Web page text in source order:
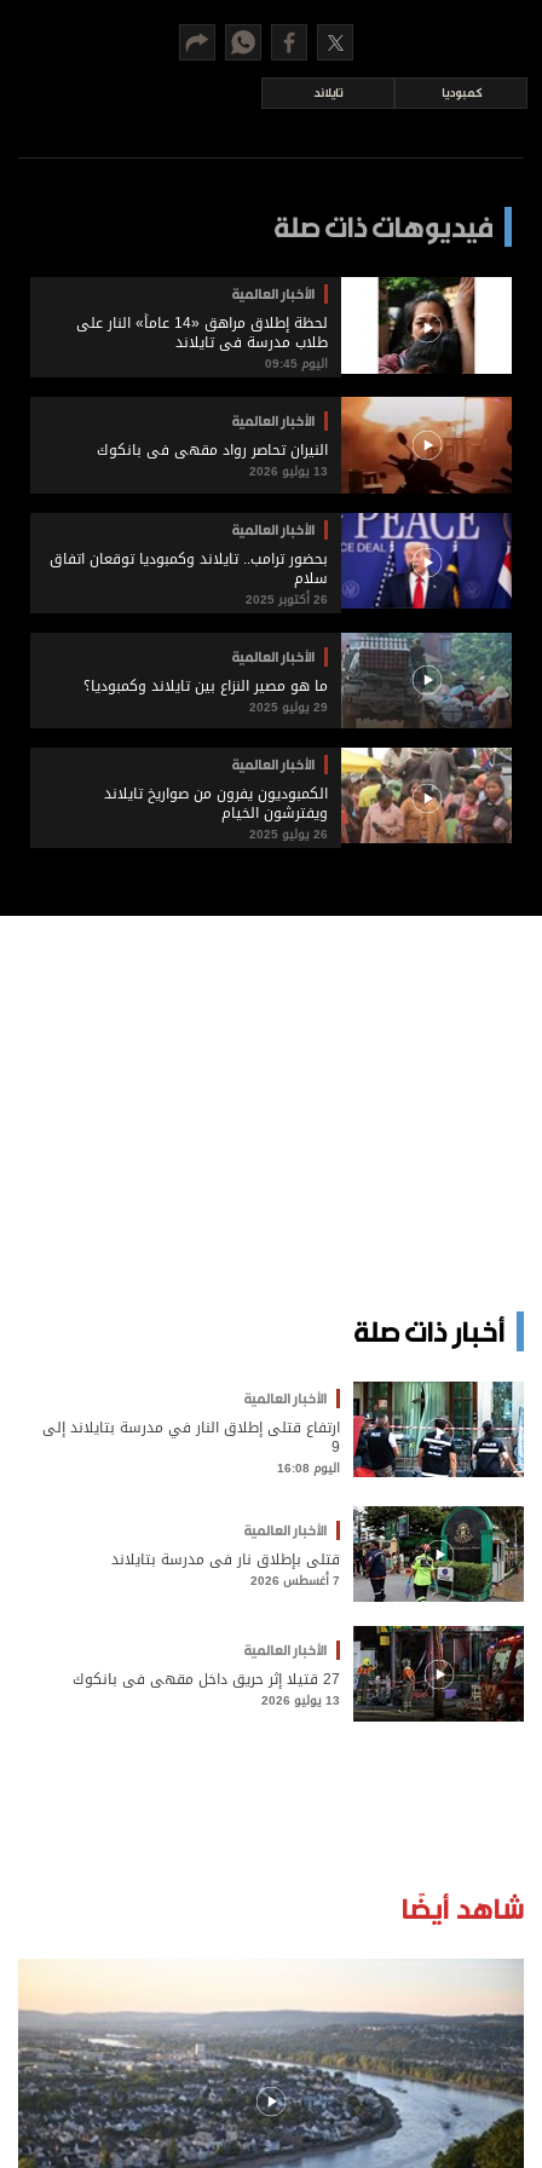
مواقيت الصلاة
الأحوال الجوية
كمبوديا تايلاند
فيديوهات ذات صلة
الأخبار العالمية
لحظة إطلاق مراهق «14 عاماً» النار على
طلاب مدرسة في تايلاند
اليوم 09:45
الأخبار العالمية
النيران تحاصر رواد مقهى في بانكوك
13 يوليو 2026
الأخبار العالمية
بحضور ترامب.. تايلاند وكمبوديا توقعان اتفاق
سلام
26 أكتوبر 2025
الأخبار العالمية
ما هو مصير النزاع بين تايلاند وكمبوديا؟
29 يوليو 2025
الأخبار العالمية
الكمبوديون يفرون من صواريخ تايلاند
ويفترشون الخيام
26 يوليو 2025
أخبار ذات صلة
الأخبار العالمية
ارتفاع قتلى إطلاق النار في مدرسة بتايلاند إلى
9
اليوم 16:08
الأخبار العالمية
قتلى بإطلاق نار في مدرسة بتايلاند
7 أغسطس 2026
الأخبار العالمية
27 قتيلا إثر حريق داخل مقهى في بانكوك
13 يوليو 2026
شاهد أيضًا